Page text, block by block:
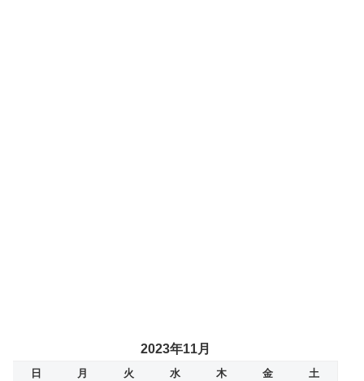
2023年11月
日 月 火 水 木 金
土